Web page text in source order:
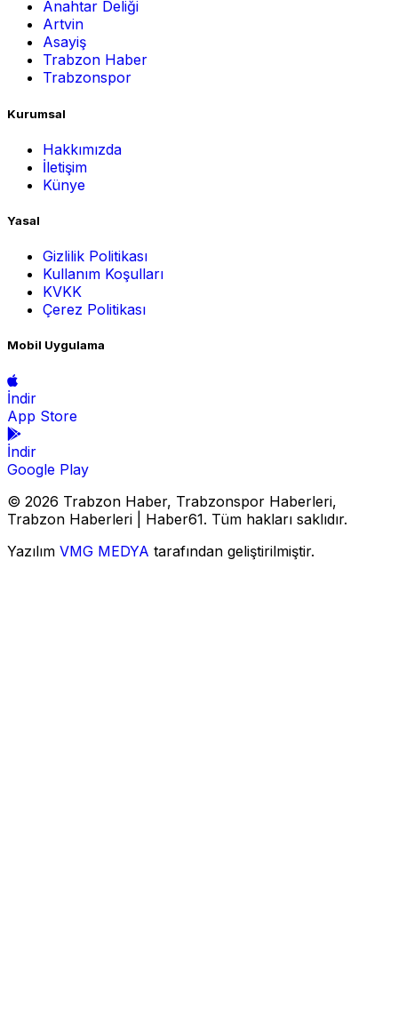
Anahtar Deliği
Artvin
Asayiş
Trabzon Haber
Trabzonspor
Kurumsal
Hakkımızda
İletişim
Künye
Yasal
Gizlilik Politikası
Kullanım Koşulları
KVKK
Çerez Politikası
Mobil Uygulama
İndir
App Store
İndir
Google Play
© 2026 Trabzon Haber, Trabzonspor Haberleri,
Trabzon Haberleri | Haber61. Tüm hakları saklıdır.
Yazılım VMG MEDYA tarafından geliştirilmiştir.